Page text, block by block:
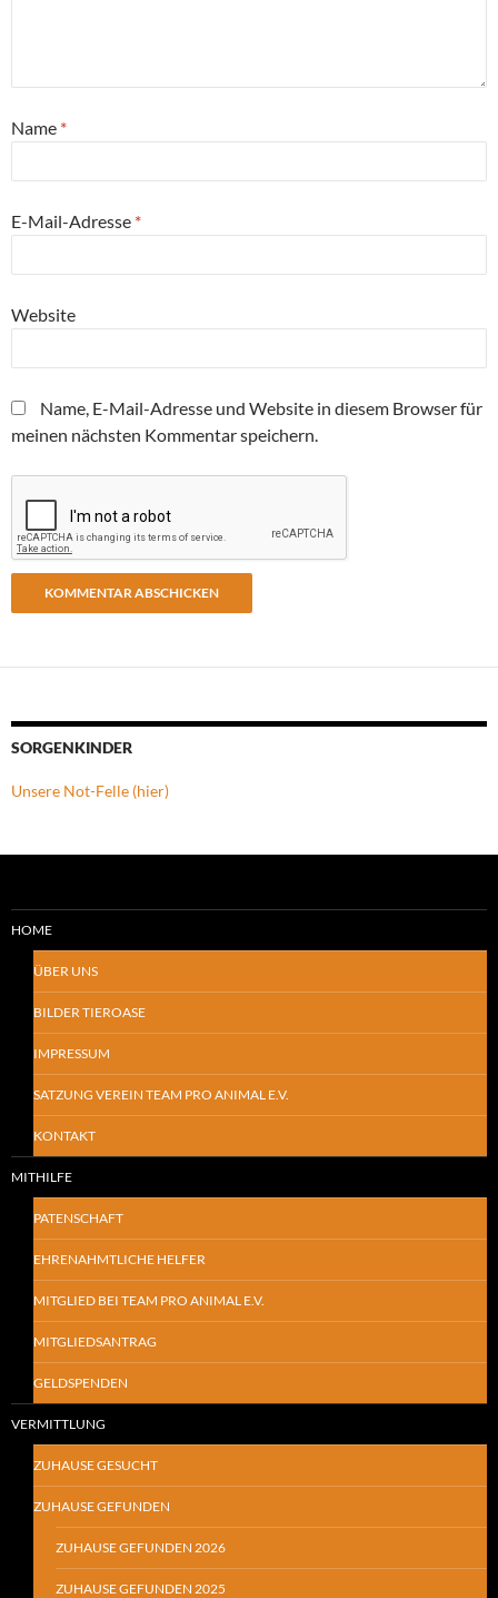
Name *
E-Mail-Adresse *
Website
Name, E-Mail-Adresse und Website in diesem Browser für
meinen nächsten Kommentar speichern.
SORGENKINDER
Unsere Not-Felle (hier)
HOME
ÜBER UNS
BILDER TIEROASE
IMPRESSUM
SATZUNG VEREIN TEAM PRO ANIMAL E.V.
KONTAKT
MITHILFE
PATENSCHAFT
EHRENAHMTLICHE HELFER
MITGLIED BEI TEAM PRO ANIMAL E.V.
MITGLIEDSANTRAG
GELDSPENDEN
VERMITTLUNG
ZUHAUSE GESUCHT
ZUHAUSE GEFUNDEN
ZUHAUSE GEFUNDEN 2026
ZUHAUSE GEFUNDEN 2025